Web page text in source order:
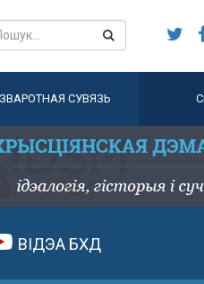
ЗВАРОТНАЯ СУВЯЗЬ
ВІДЭА БХД